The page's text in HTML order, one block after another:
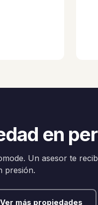
en
Un asesor te
presión.
Ver más propiedades